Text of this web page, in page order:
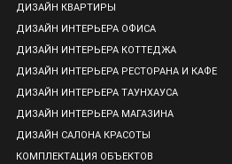
ДИЗАЙН КВАРТИРЫ
ДИЗАЙН ИНТЕРЬЕРА ОФИСА
ДИЗАЙН ИНТЕРЬЕРА КОТТЕДЖА
ДИЗАЙН ИНТЕРЬЕРА РЕСТОРАНА И КАФЕ
ДИЗАЙН ИНТЕРЬЕРА ТАУНХАУСА
ДИЗАЙН ИНТЕРЬЕРА МАГАЗИНА
ДИЗАЙН САЛОНА КРАСОТЫ
КОМПЛЕКТАЦИЯ ОБЪЕКТОВ